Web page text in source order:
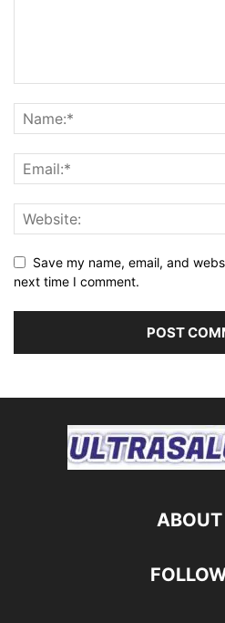
Save my name, email, and
next time I comment.